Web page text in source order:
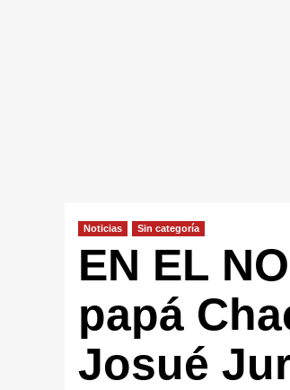
Noticias Sin categorí­a
EN EL
papá
Josué